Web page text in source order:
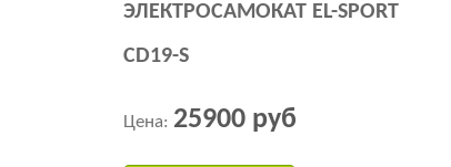
ЭЛЕКТРОСАМОКАТ EL-SPORT
CD19-S
Цена: 25900 руб